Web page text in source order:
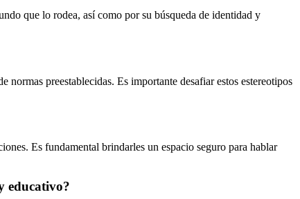
que lo rodea, así como por su búsqueda de identidad y
preestablecidas. Es importante desafiar estos estereotipos
Es fundamental brindarles un espacio seguro para hablar
educativo?